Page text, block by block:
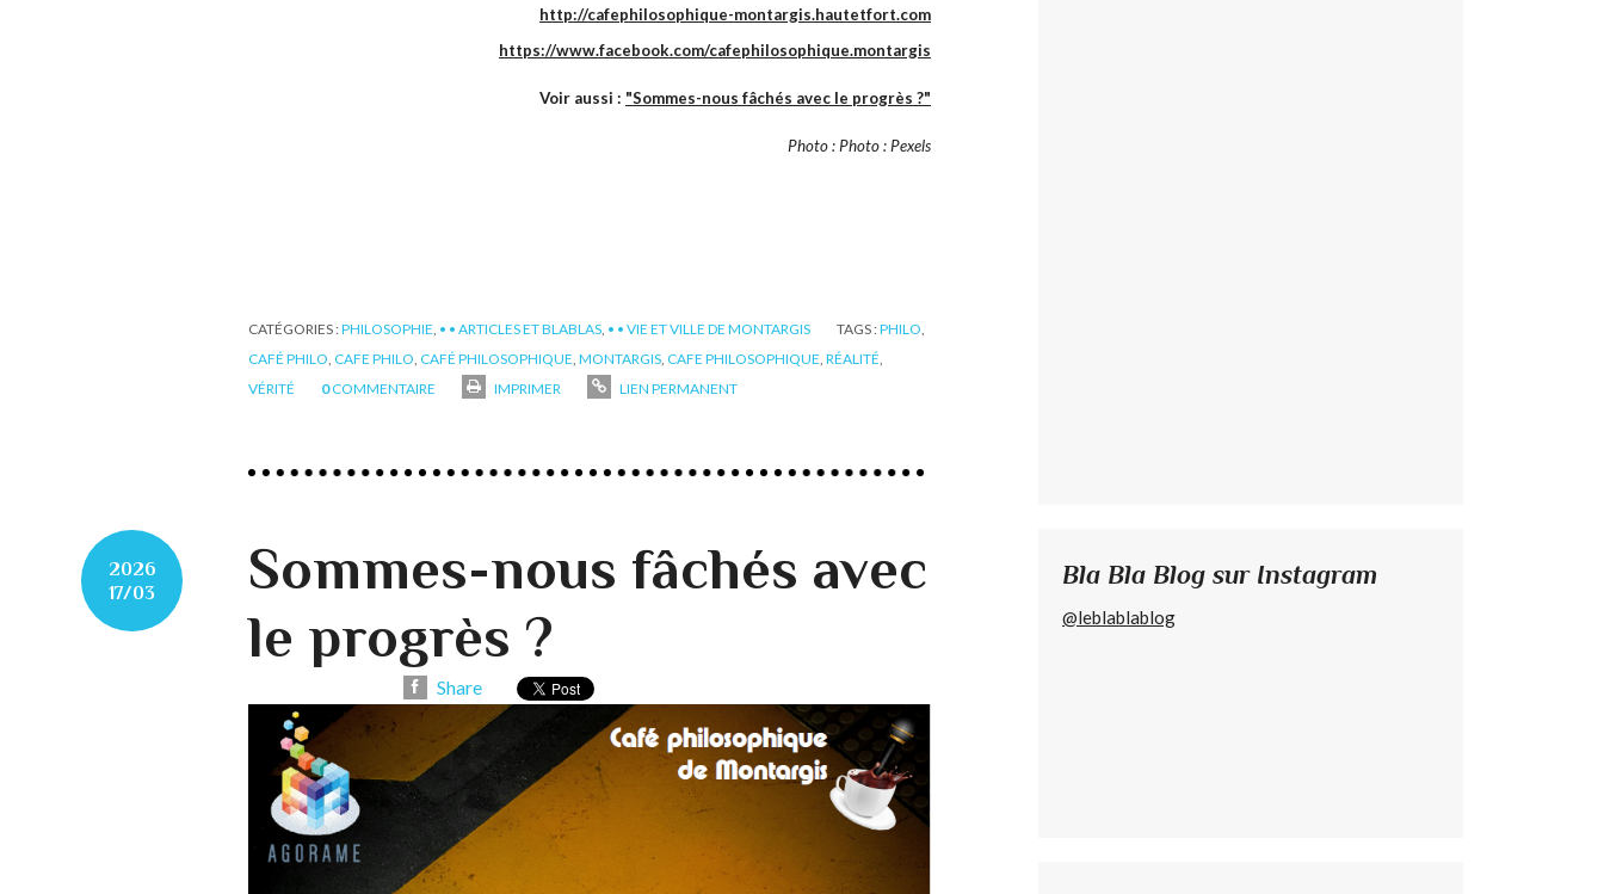
http://cafephilosophique-montargis.hautetfort.com
https://www.facebook.com/cafephilosophique.montargis
Voir aussi : "Sommes-nous fâchés avec le progrès ?"
Photo : Photo : Pexels
CATÉGORIES :PHILOSOPHIE • • ARTICLES ET BLABLAS • • VIE ET VILLE DE MONTARGIS TAGS :PHILO
CAFÉ PHILO CAFE PHILO CAFÉ PHILOSOPHIQUE MONTARGIS CAFE PHILOSOPHIQUE RÉALITÉ
VÉRITÉ
0 COMMENTAIRE IMPRIMER LIEN PERMANENT
2026
17/03
Sommes-nous fâchés avec
le progrès ?
Share
Bla Bla Blog sur Instagram
@leblablablog